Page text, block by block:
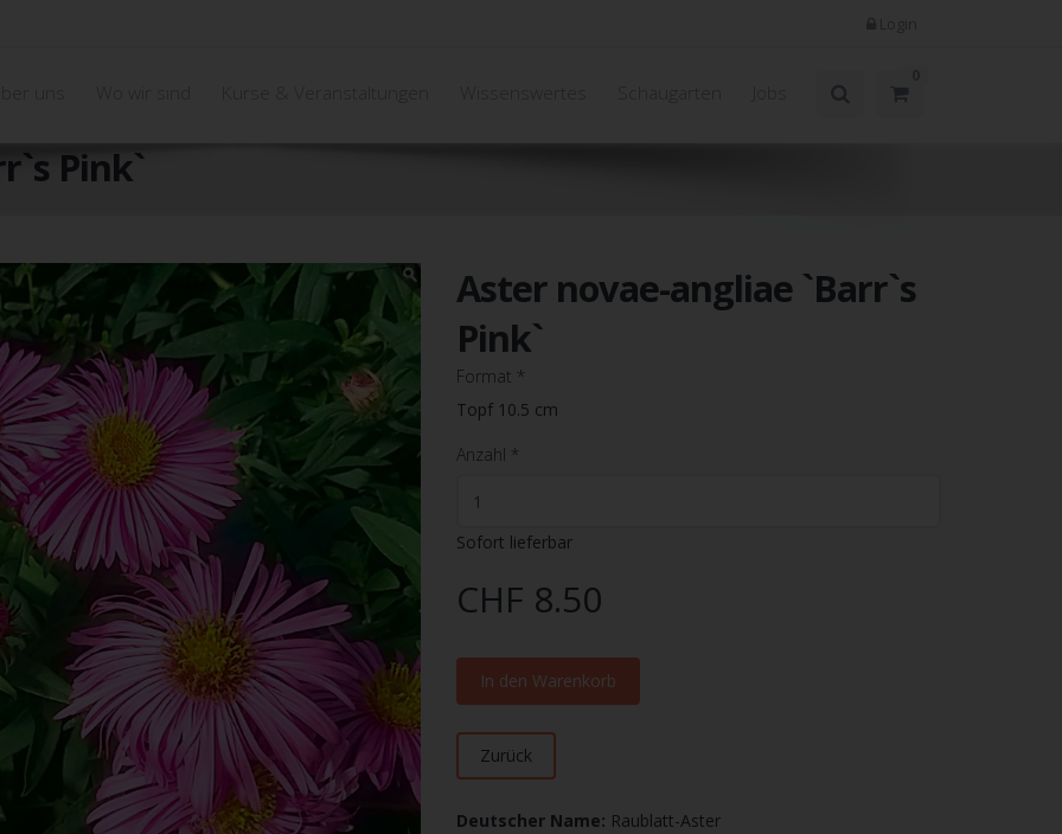
Pink`
Aster novae-angliae `Barr`s
Pink`
Format *
Topf 10.5 cm
Anzahl *
Sofort lieferbar
CHF 8.50
In den Warenkorb
Zurück
Deutscher Name: Raublatt-Aster